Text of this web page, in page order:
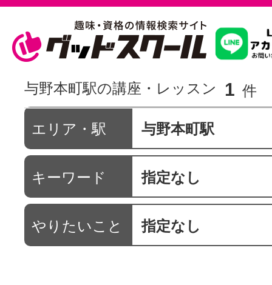
習いたいこ
スクールを
駅・路線か
通信講座を
与野本町駅の講座・レッスン 1 件
エリア・駅 与野本町駅
キーワード 指定なし
やりたいこと 指定なし